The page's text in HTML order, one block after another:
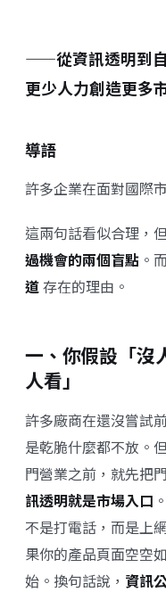
——從資訊透明到
更少人力創造更多
導語
許多企業在面對國際
這兩句話看似合理，
過機會的兩個盲點 。
道存在的理由。
一、你假設「沒
人看」
許多廠商在還沒嘗試
是乾脆什麼都不放。
門營業之前，就先把
訊透明就是市場入口
不是打電話，而是上
果你的產品頁面空空
始。換句話說， 資訊